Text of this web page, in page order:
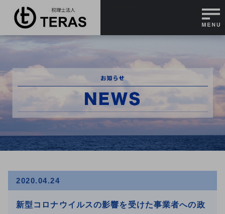
2020.04.24
新型コロナウイルスの影響を受けた事業者への政